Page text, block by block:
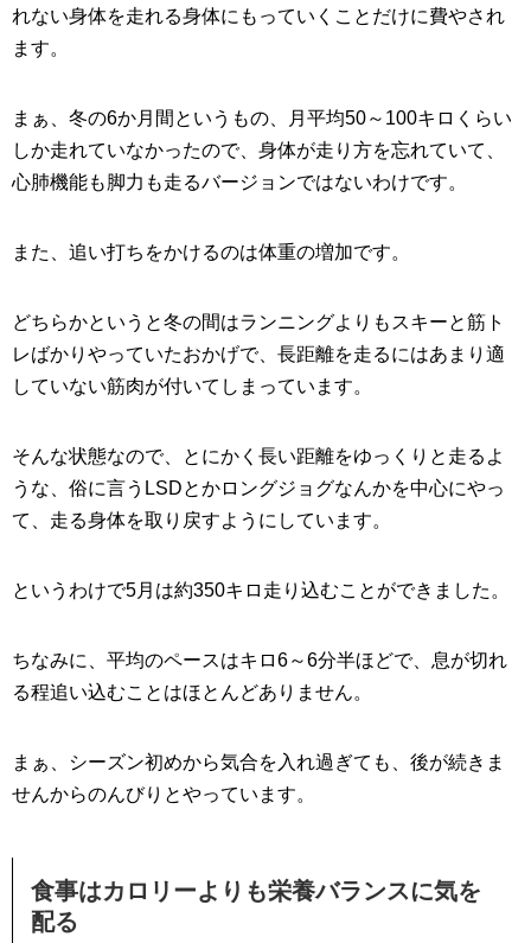
れない身体を走れる身体にもっていくことだけに費やされ
ます。
まぁ、冬の6か月間というもの、月平均50～100キロくらい
しか走れていなかったので、身体が走り方を忘れていて、
心肺機能も脚力も走るバージョンではないわけです。
また、追い打ちをかけるのは体重の増加です。
どちらかというと冬の間はランニングよりもスキーと筋ト
レばかりやっていたおかげで、長距離を走るにはあまり適
していない筋肉が付いてしまっています。
そんな状態なので、とにかく長い距離をゆっくりと走るよ
うな、俗に言うLSDとかロングジョグなんかを中心にやっ
て、走る身体を取り戻すようにしています。
というわけで5月は約350キロ走り込むことができました。
ちなみに、平均のペースはキロ6～6分半ほどで、息が切れ
る程追い込むことはほとんどありません。
まぁ、シーズン初めから気合を入れ過ぎても、後が続きま
せんからのんびりとやっています。
食事はカロリーよりも栄養バランスに気を
配る